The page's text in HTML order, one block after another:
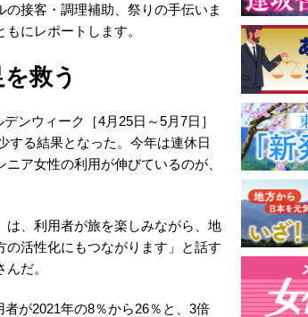
接客・調理補助、祭りの手伝いま
にレポートします。
救う
ンウィーク［4月25日～5月7日］
する結果となった。今年は連休日
ア女性の利用が伸びているのが、
は、利用者が旅を楽しみながら、地
活性化にもつながります」と話す
だ。
が2021年の8％から26％と、3倍